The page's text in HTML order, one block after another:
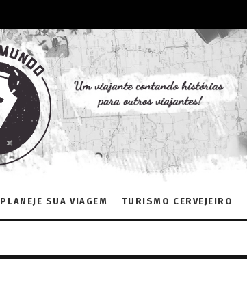
PLANEJE SUA VIAGEM TURISMO CERVEJEIRO